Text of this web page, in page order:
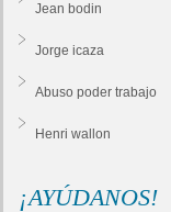
Jean bodin
Jorge icaza
Abuso poder trabajo
Henri wallon
¡AYÚDANOS!